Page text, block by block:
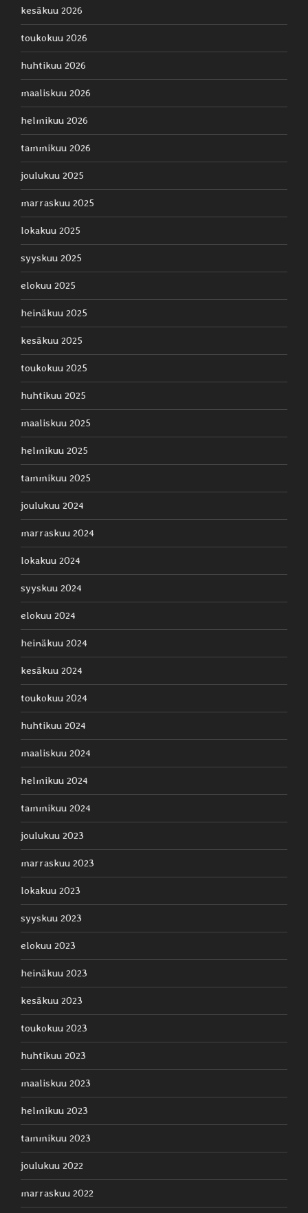
kesäkuu 2026
toukokuu 2026
huhtikuu 2026
maaliskuu 2026
helmikuu 2026
tammikuu 2026
joulukuu 2025
marraskuu 2025
lokakuu 2025
syyskuu 2025
elokuu 2025
heinäkuu 2025
kesäkuu 2025
toukokuu 2025
huhtikuu 2025
maaliskuu 2025
helmikuu 2025
tammikuu 2025
joulukuu 2024
marraskuu 2024
lokakuu 2024
syyskuu 2024
elokuu 2024
heinäkuu 2024
kesäkuu 2024
toukokuu 2024
huhtikuu 2024
maaliskuu 2024
helmikuu 2024
tammikuu 2024
joulukuu 2023
marraskuu 2023
lokakuu 2023
syyskuu 2023
elokuu 2023
heinäkuu 2023
kesäkuu 2023
toukokuu 2023
huhtikuu 2023
maaliskuu 2023
helmikuu 2023
tammikuu 2023
joulukuu 2022
marraskuu 2022